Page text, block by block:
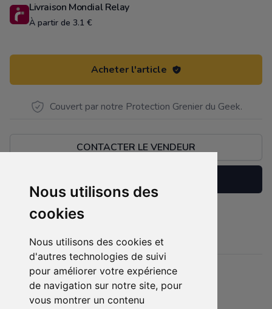
Nous utilisons des
cookies
Nous utilisons des cookies et
d'autres technologies de suivi
pour améliorer votre expérience
de navigation sur notre site, pour
vous montrer un contenu
Livraison Mondial Relay
À partir de 3.1 €
Acheter l'article
Couvert par notre Protection Grenier du Geek.
CONTACTER LE VENDEUR
en très bonne état
Détails
Etat : 5 sur 5 étoiles
- Neuf